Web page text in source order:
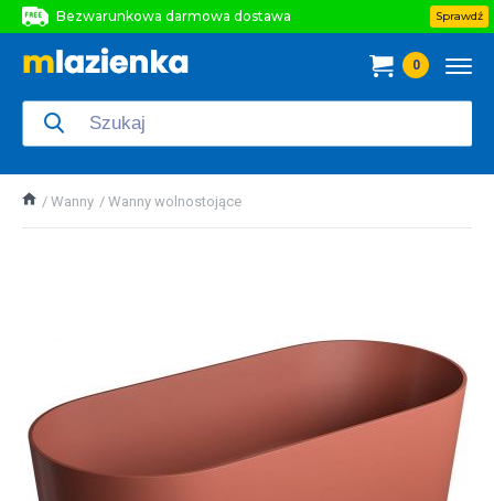
Bezwarunkowa darmowa dostawa
Bezwarunkowa darmowa dostawa
Sprawdź
0
Wanny Wanny wolnostojące